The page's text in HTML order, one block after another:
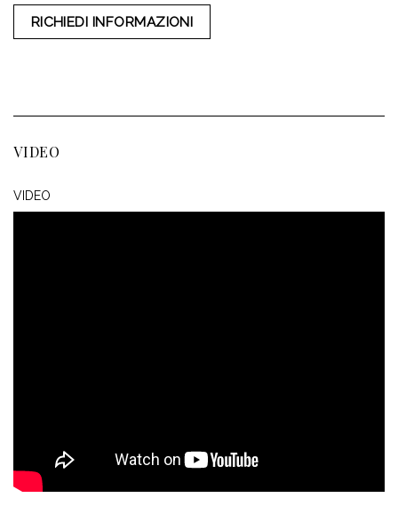
RICHIEDI INFORMAZIONI
VIDEO
VIDEO